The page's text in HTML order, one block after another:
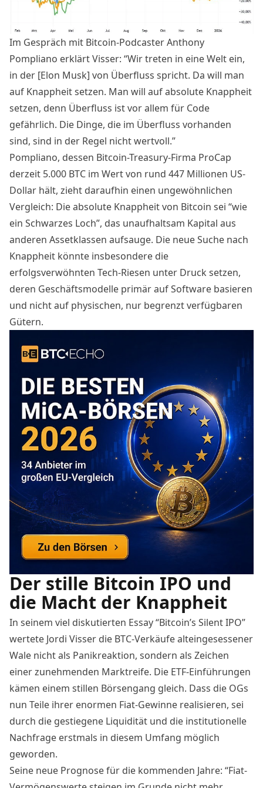
Im Gespräch mit Bitcoin-Podcaster Anthony
Pompliano erklärt Visser: “Wir treten in eine Welt ein,
in der [Elon Musk] von Überfluss spricht. Da will man
auf Knappheit setzen. Man will auf absolute Knappheit
setzen, denn Überfluss ist vor allem für Code
gefährlich. Die Dinge, die im Überfluss vorhanden
sind, sind in der Regel nicht wertvoll.”
Pompliano, dessen Bitcoin-Treasury-Firma ProCap
derzeit 5.000 BTC im Wert von rund 447 Millionen US-
Dollar hält, zieht daraufhin einen ungewöhnlichen
Vergleich: Die absolute Knappheit von Bitcoin sei “wie
ein Schwarzes Loch”, das unaufhaltsam Kapital aus
anderen Assetklassen aufsauge. Die neue Suche nach
Knappheit könnte insbesondere die
erfolgsverwöhnten Tech-Riesen unter Druck setzen,
deren Geschäftsmodelle primär auf Software basieren
und nicht auf physischen, nur begrenzt verfügbaren
Gütern.
Der stille Bitcoin IPO und
die Macht der Knappheit
In seinem viel diskutierten Essay “Bitcoin’s Silent IPO”
wertete Jordi Visser die BTC-Verkäufe alteingesessener
Wale nicht als Panikreaktion, sondern als Zeichen
einer zunehmenden Marktreife. Die ETF-Einführungen
kämen einem stillen Börsengang gleich. Dass die OGs
nun Teile ihrer enormen Fiat-Gewinne realisieren, sei
durch die gestiegene Liquidität und die institutionelle
Nachfrage erstmals in diesem Umfang möglich
geworden.
Seine neue Prognose für die kommenden Jahre: “Fiat-